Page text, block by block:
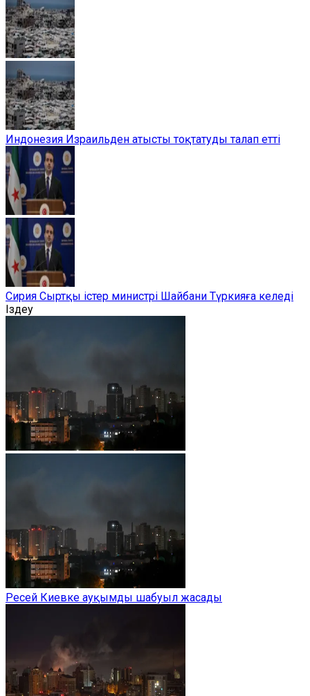
Индонезия Израильден атысты тоқтатуды талап етті
Сирия Сыртқы істер министрі Шайбани Түркияға келеді
Іздеу
Ресей Киевке ауқымды шабуыл жасады